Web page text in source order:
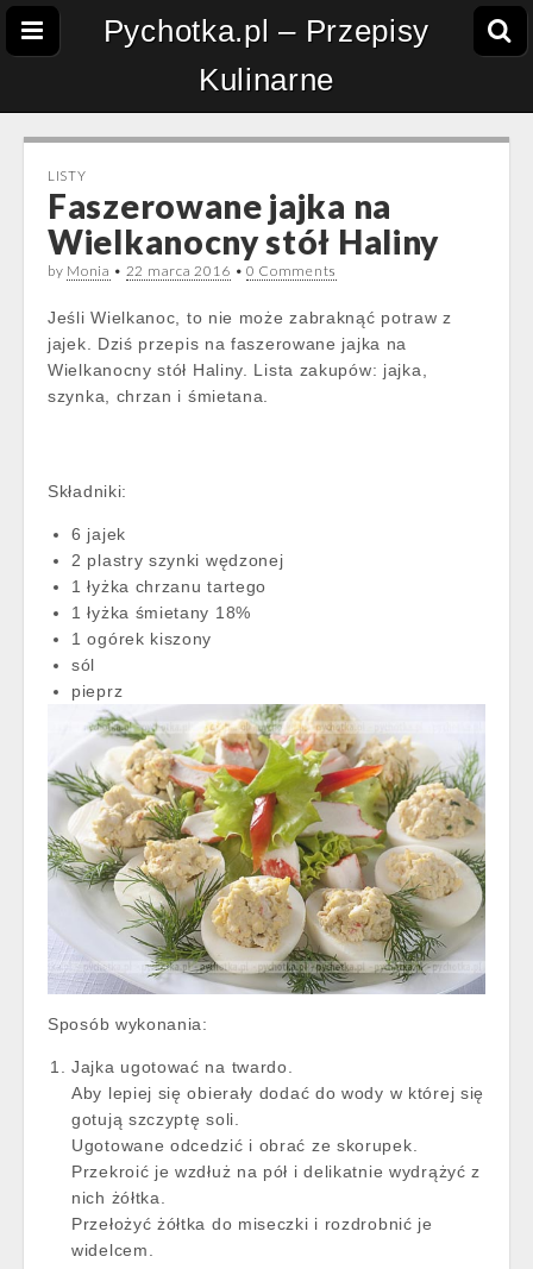
Pychotka.pl – Przepisy
Kulinarne
LISTY
Faszerowane jajka na
Wielkanocny stół Haliny
by Monia • 22 marca 2016 • 0 Comments
Jeśli Wielkanoc, to nie może zabraknąć potraw z
jajek. Dziś przepis na faszerowane jajka na
Wielkanocny stół Haliny. Lista zakupów: jajka,
szynka, chrzan i śmietana.
Składniki:
6 jajek
2 plastry szynki wędzonej
1 łyżka chrzanu tartego
1 łyżka śmietany 18%
1 ogórek kiszony
sól
pieprz
Sposób wykonania:
Jajka ugotować na twardo.
Aby lepiej się obierały dodać do wody w której się
gotują szczyptę soli.
Ugotowane odcedzić i obrać ze skorupek.
Przekroić je wzdłuż na pół i delikatnie wydrążyć z
nich żółtka.
Przełożyć żółtka do miseczki i rozdrobnić je
widelcem.